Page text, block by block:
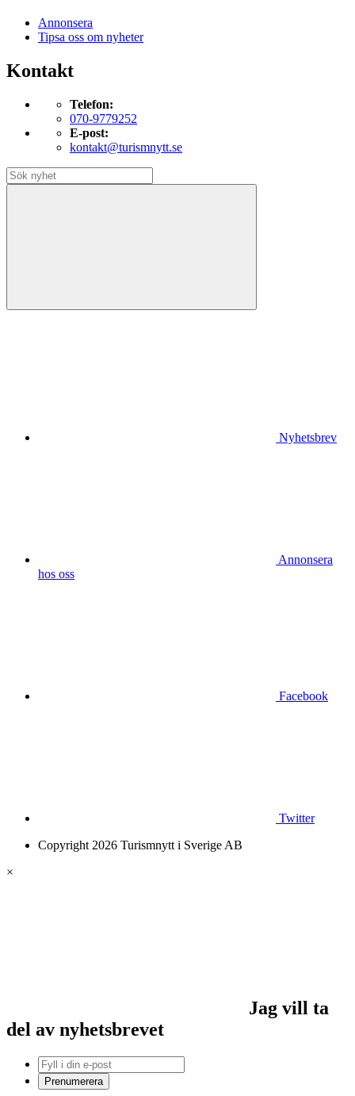
Annonsera
Tipsa oss om nyheter
Kontakt
Telefon:
070-9779252
E-post:
kontakt@turismnytt.se
Nyhetsbrev
Annonsera
hos oss
Facebook
Twitter
Copyright 2026 Turismnytt i Sverige AB
×
Jag vill ta
del av nyhetsbrevet
Prenumerera